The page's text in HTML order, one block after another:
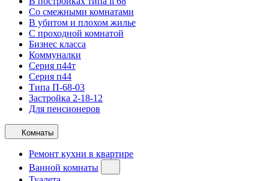
Со смежными комнатами
В убитом и плохом жилье
С проходной комнатой
Бизнес класса
Коммуналки
Серия п44т
Серия п44
Типа П-68-03
Застройка 2-18-12
Для пенсионеров
Комнаты
Ремонт кухни в квартире
Ванной комнаты